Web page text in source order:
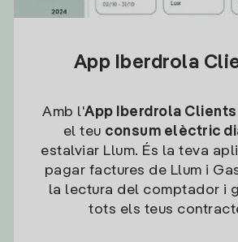
App Iberdrola
Amb l'App Iberdrola Clients
el teu consum elèctric
estalviar Llum. És la teva
pagar factures de Llum i
la lectura del comptador i
tots els teus